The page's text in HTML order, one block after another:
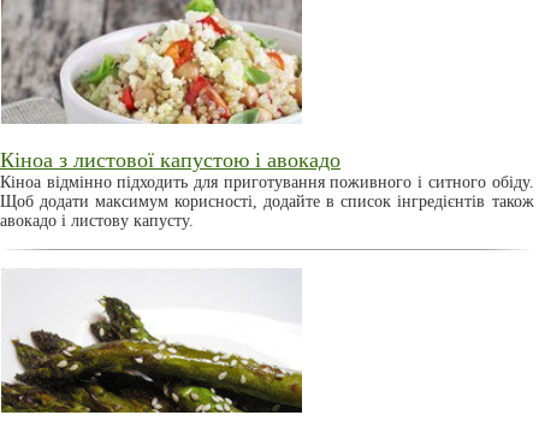
Кіноа з листової капустою і авокадо
Кіноа відмінно підходить для приготування поживного і ситного обіду.
Щоб додати максимум корисності, додайте в список інгредієнтів також
авокадо і листову капусту.